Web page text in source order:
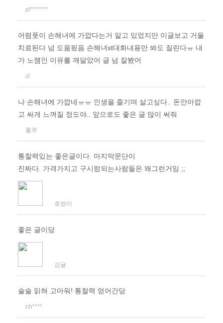
pl*******
어렴풋이 손해녀에 가깝다는거 알고 있었지만 이글보고 거울
치료된다 넘 도움됬음 손해녀st대화내용만 봐도 질린다ㅠ 내
가 노잼인 이유를 깨달았어 글 넘 잘봤어
zl
나 손해녀에 가깝네ㅠㅠ 인생을 즐기며 살고싶다.. 돈안아깝
고 싸게 느껴질 정도야.. 앞으로도 좋은 글 많이 써줘
룰루
통찰력있는 좋은글이다. 마지막문단이
진짜다. 가격가지고 구시렁되는사람들은 왜그런거임 ;;
호랑이
좋은 글이당
감귤
술술 읽혀 고마워! 통찰력 얻어간당
nh****